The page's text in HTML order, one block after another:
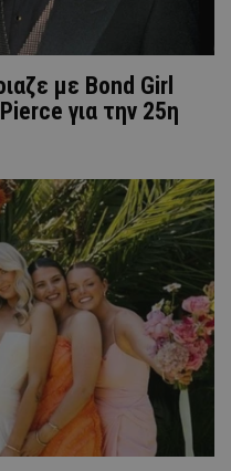
με Bond Girl
για την 25η